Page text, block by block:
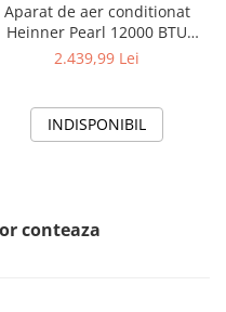
Aparat de aer conditionat
Heinner Pearl 12000 BTU
Wi-Fi, Clasa A+++/A+++, AI
alb
2.439,99 Lei
INDISPONIBIL
conteaza